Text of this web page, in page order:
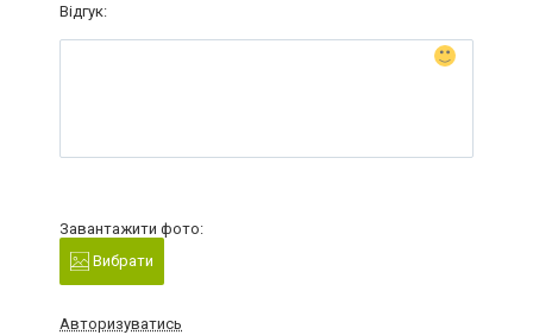
Відгук:
Завантажити фото:
Вибрати
Авторизуватись